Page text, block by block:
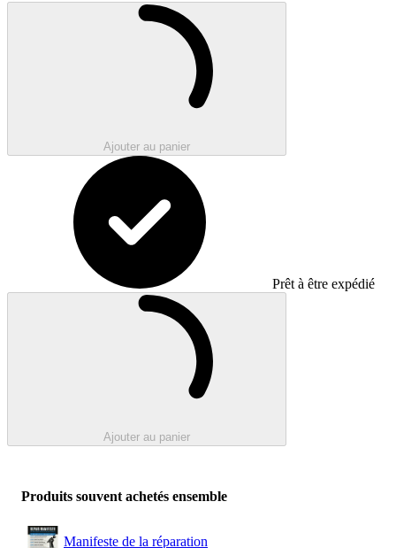
Ajouter au panier
Prêt à être expédié
Ajouter au panier
Produits souvent achetés ensemble
Manifeste de la réparation